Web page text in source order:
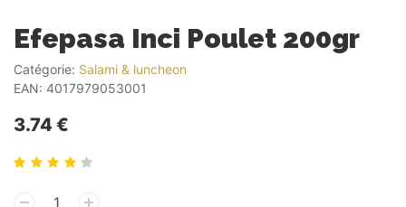
Efepasa Inci Poulet 200gr
Catégorie: Salami & luncheon
EAN: 4017979053001
3.74 €